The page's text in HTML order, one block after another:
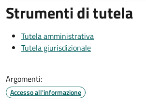
Strumenti di tutela
Tutela amministrativa
Tutela giurisdizionale
Argomenti:
Accesso all'informazione